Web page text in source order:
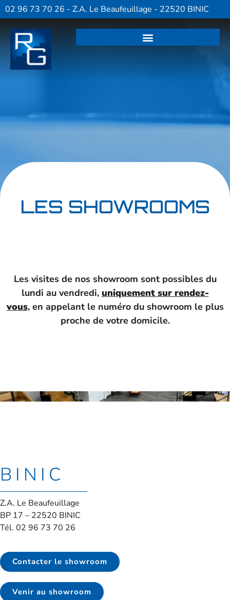
02 96 73 70 26 - Z.A. Le Beaufeuillage - 22520 BINIC
LES SHOWROOMS
Les visites de nos showroom sont possibles du
lundi au vendredi, uniquement sur rendez-
vous, en appelant le numéro du showroom le plus
proche de votre domicile.
BINIC
Z.A. Le Beaufeuillage
BP 17 – 22520 BINIC
Tél. 02 96 73 70 26
Contacter le showroom
Venir au showroom